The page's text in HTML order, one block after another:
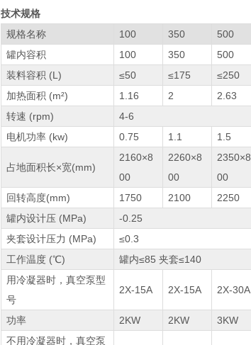
技术规格
规格名称
100 350 500
罐内容积
100 350 500
装料容积 (L)
≤50 ≤175 ≤250
加热面积 (m²)
1.16 2 2.63
转速 (rpm)
4-6
电机功率 (kw)
0.75 1.1 1.5
占地面积长×宽(mm)
2160×8
00
2260×8
00
2350×8
00
回转高度(mm)
1750 2100 2250
罐内设计压 (MPa)
-0.25
夹套设计压力 (MPa)
≤0.3
工作温度 (℃)
罐内≤85 夹套≤140
用冷凝器时，真空泵型
号
2X-15A 2X-15A 2X-30A
功率
2KW 2KW 3KW
不用冷凝器时，真空泵